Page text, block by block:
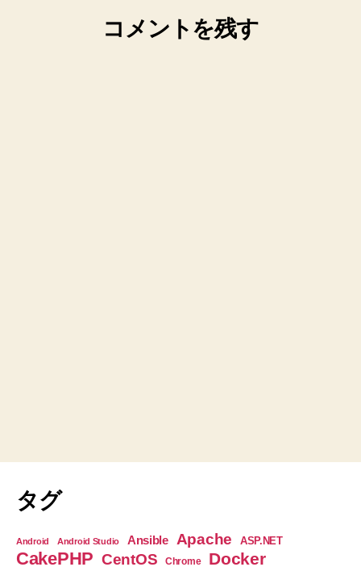
コメントを残す
タグ
Android Android Studio Ansible Apache ASP.NET
CakePHP CentOS Chrome Docker